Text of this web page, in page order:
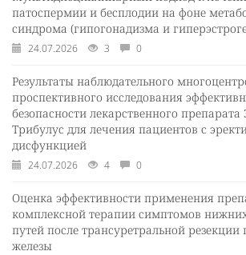
патоспермии и бесплодии на фоне
синдрома (гипогонадизма и
24.07.2026 3 0
Результаты наблюдательного
проспективного исследования
безопасности лекарственного
Трибулус для лечения пациентов с
дисфункцией
24.07.2026 4 0
Оценка эффективности применения
комплексной терапии симптомов
путей после трансуретральной резекции
железы